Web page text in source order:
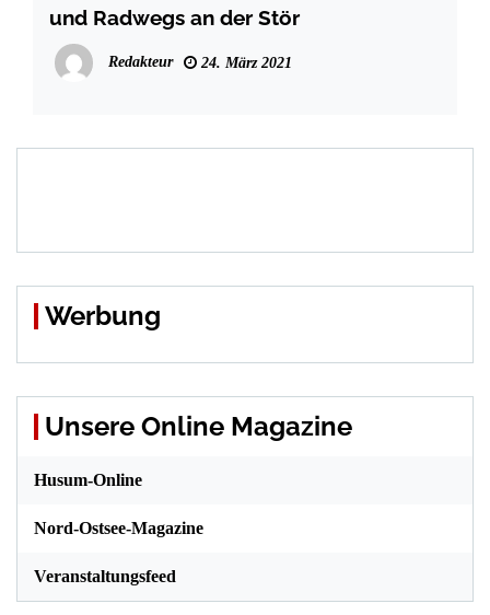
und Radwegs an der Stör
Redakteur 24. März 2021
Werbung
Unsere Online Magazine
Husum-Online
Nord-Ostsee-Magazine
Veranstaltungsfeed